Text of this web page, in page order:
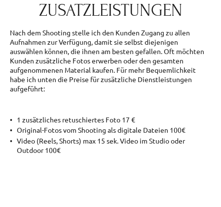
ZUSATZLEISTUNGEN
Nach dem Shooting stelle ich den Kunden Zugang zu allen
Aufnahmen zur Verfügung, damit sie selbst diejenigen
auswählen können, die ihnen am besten gefallen. Oft möchten
Kunden zusätzliche Fotos erwerben oder den gesamten
aufgenommenen Material kaufen. Für mehr Bequemlichkeit
habe ich unten die Preise für zusätzliche Dienstleistungen
aufgeführt:
1 zusätzliches retuschiertes Foto 17 €
Original-Fotos vom Shooting als digitale Dateien 100€
Video (Reels, Shorts) max 15 sek. Video im Studio oder
Outdoor 100€